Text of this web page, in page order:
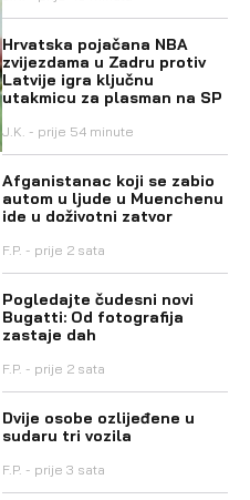
Hrvatska pojačana NBA
zvijezdama u Zadru protiv
Latvije igra ključnu
utakmicu za plasman na SP
J.K. prije 54 minute
Afganistanac koji se zabio
autom u ljude u Muenchenu
ide u doživotni zatvor
F.P. prije 2 sata
Pogledajte čudesni novi
Bugatti: Od fotografija
zastaje dah
F.P. prije 2 sata
Dvije osobe ozlijeđene u
sudaru tri vozila
F.P. prije 3 sata